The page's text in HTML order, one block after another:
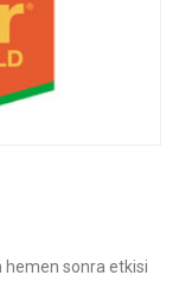
hemen sonra etkisi